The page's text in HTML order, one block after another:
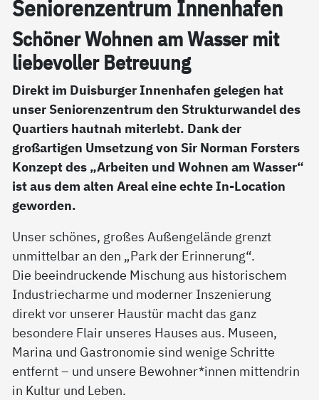
Se­nio­ren­zen­trum In­nen­ha­fen
Sc­hö­ner Woh­nen am Was­ser mit
lie­be­vol­ler Be­t­reu­ung
Direkt im Duisburger Innenhafen gelegen hat
unser Seniorenzentrum den Strukturwandel des
Quartiers hautnah miterlebt. Dank der
großartigen Umsetzung von Sir Norman Forsters
Konzept des „Arbeiten und Wohnen am Wasser“
ist aus dem alten Areal eine echte In-Location
geworden.
Unser schönes, großes Außengelände grenzt
unmittelbar an den „Park der Erinnerung“.
Die beeindruckende Mischung aus historischem
Industriecharme und moderner Inszenierung
direkt vor unserer Haustür macht das ganz
besondere Flair unseres Hauses aus. Museen,
Marina und Gastronomie sind wenige Schritte
entfernt – und unsere Bewohner*innen mittendrin
in Kultur und Leben.